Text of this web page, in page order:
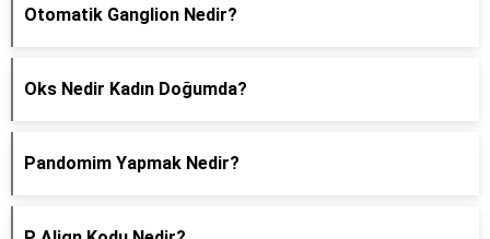
Otomatik Ganglion Nedir?
Oks Nedir Kadın Doğumda?
Pandomim Yapmak Nedir?